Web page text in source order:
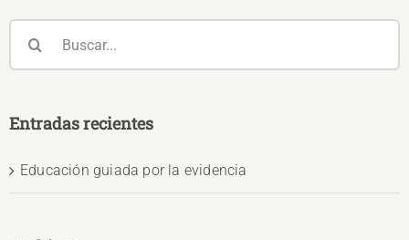
Entradas recientes
Educación guiada por la evidencia